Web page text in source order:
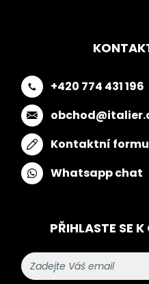
+420 774 431 196
Kontaktní
Whatsapp chat
PŘIHLASTE SE